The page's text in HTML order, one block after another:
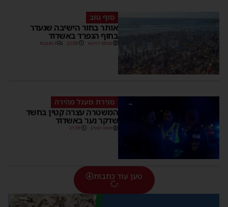
סוף טוב
אותר בחור הישיבה שנעדר
בחוף הנפרד באשדוד
מנחם דויטש 22:08 3 תגובות
סגירת מעגל מהירה
המשטרה עצרה קטין בחשד
שדקר נער באשדוד
משה קאהן 21:59
טען עוד כתבות